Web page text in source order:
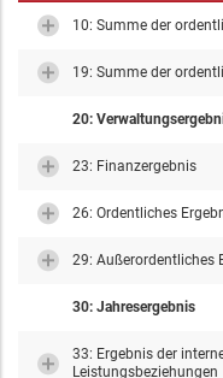
10: Summe der
19: Summe der
20:
23: Finanzergebnis
26: Ordentliches
29: Außerordentliches
30: Jahresergebnis
33: Ergebnis der
Leistungsbeziehungen